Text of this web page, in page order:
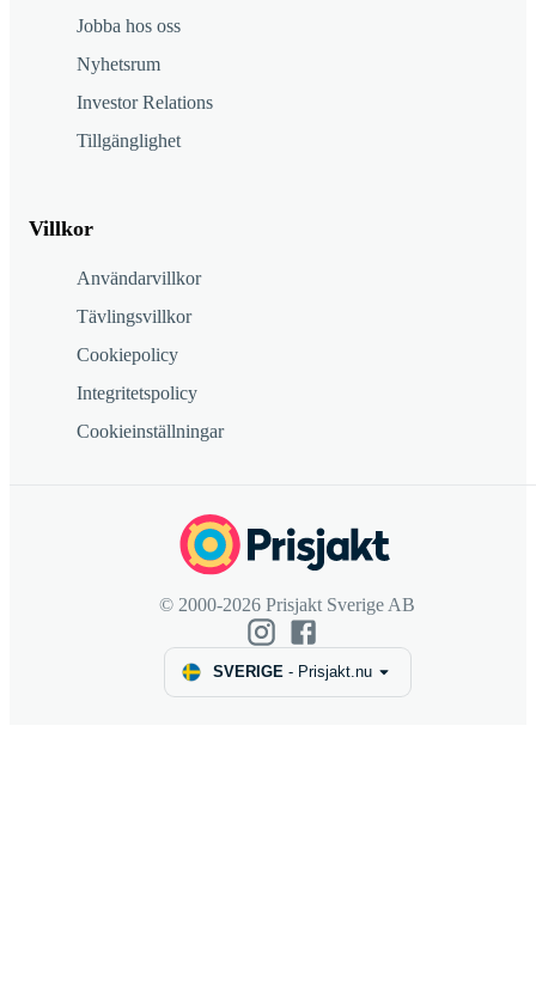
Jobba hos oss
Nyhetsrum
Investor Relations
Tillgänglighet
Villkor
Användarvillkor
Tävlingsvillkor
Cookiepolicy
Integritetspolicy
Cookieinställningar
© 2000-2026 Prisjakt Sverige AB
SVERIGE- Prisjakt.nu